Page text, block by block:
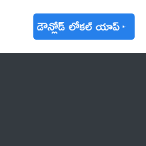
డౌన్లోడ్ లోకల్ యాప్